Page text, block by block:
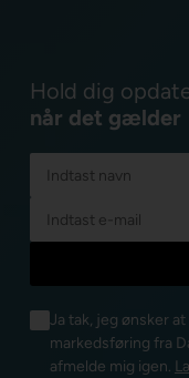
Hold dig
når det gælder
Ja tak, jeg ønsker
markedsføring fra
afmelde mig igen.